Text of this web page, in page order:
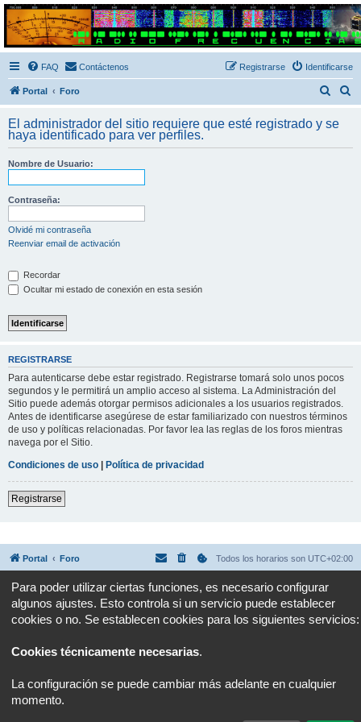
Radio Frecuencias
Foro de Radio Frecuencias
FAQ Contáctenos Identificarse
Registrarse
Portal Foro
c
s
c
El administrador del sitio requiere que esté registrado y se
haya identificado para ver perfiles.
Nombre de Usuario:
Contraseña:
Olvidé mi contraseña
Reenviar email de activación
Recordar
Ocultar mi estado de conexión en esta sesión
REGISTRARSE
Para autenticarse debe estar registrado. Registrarse tomará solo unos pocos
segundos y le permitirá un amplio acceso al sistema. La Administración del
Sitio puede además otorgar permisos adicionales a los usuarios registrados.
Antes de identificarse asegúrese de estar familiarizado con nuestros términos
de uso y políticas relacionadas. Por favor lea las reglas de los foros mientras
navega por el Sitio.
Condiciones de uso | Política de privacidad
Registrarse
Portal Foro Todos los horarios son UTC+02:00
Desarrollado porphpBB® Forum Software © phpBB Limited
Traducción al español porphpBB España
Privacidad|Condiciones
Para poder utilizar ciertas funciones, es necesario configurar
algunos ajustes. Esto controla si un servicio puede establecer
cookies o no. Se establecen cookies para los siguientes servicios:
Cookies técnicamente necesarias.
La configuración se puede cambiar más adelante en cualquier
momento.